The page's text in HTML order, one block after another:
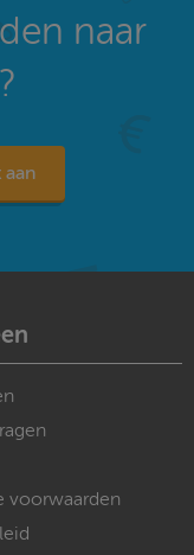
naar
aan
voorwaarden